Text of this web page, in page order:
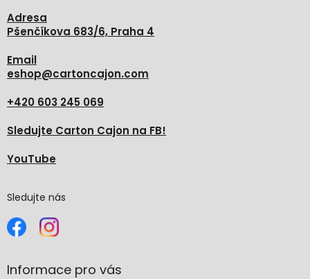
Adresa
Pšenčíkova 683/6, Praha 4
Email
eshop@cartoncajon.com
+420 603 245 069
Sledujte Carton Cajon na FB!
YouTube
Sledujte nás
Informace pro vás